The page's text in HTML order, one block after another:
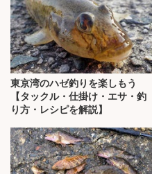
東京湾のハゼ釣りを楽しもう
【タックル・仕掛け・エサ・釣
り方・レシピを解説】